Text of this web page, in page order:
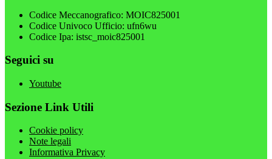
Codice Meccanografico: MOIC825001
Codice Univoco Ufficio: ufn6wu
Codice Ipa: istsc_moic825001
Seguici su
Youtube
Sezione Link Utili
Cookie policy
Note legali
Informativa Privacy